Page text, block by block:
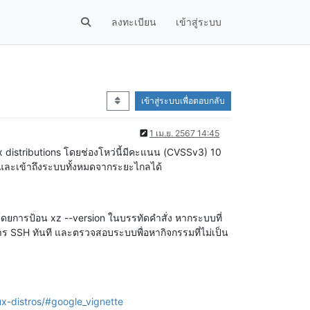
ลงทะเบียน เข้าสู่ระบบ
เข้าสู่ระบบเพื่อตอบกลับ
1 เม.ย. 2567 14:45
distributions โดยช่องโหว่นี้มีคะแนน (CVSSv3) 10
ะเข้าถึงระบบทั้งหมดจากระยะไกลได้
ยการป้อน xz --version ในบรรทัดคำสั่ง หากระบบที่
SSH ทันที และตรวจสอบระบบพื่อหากิจกรรมที่ไม่เป็น
distros/#google_vignette